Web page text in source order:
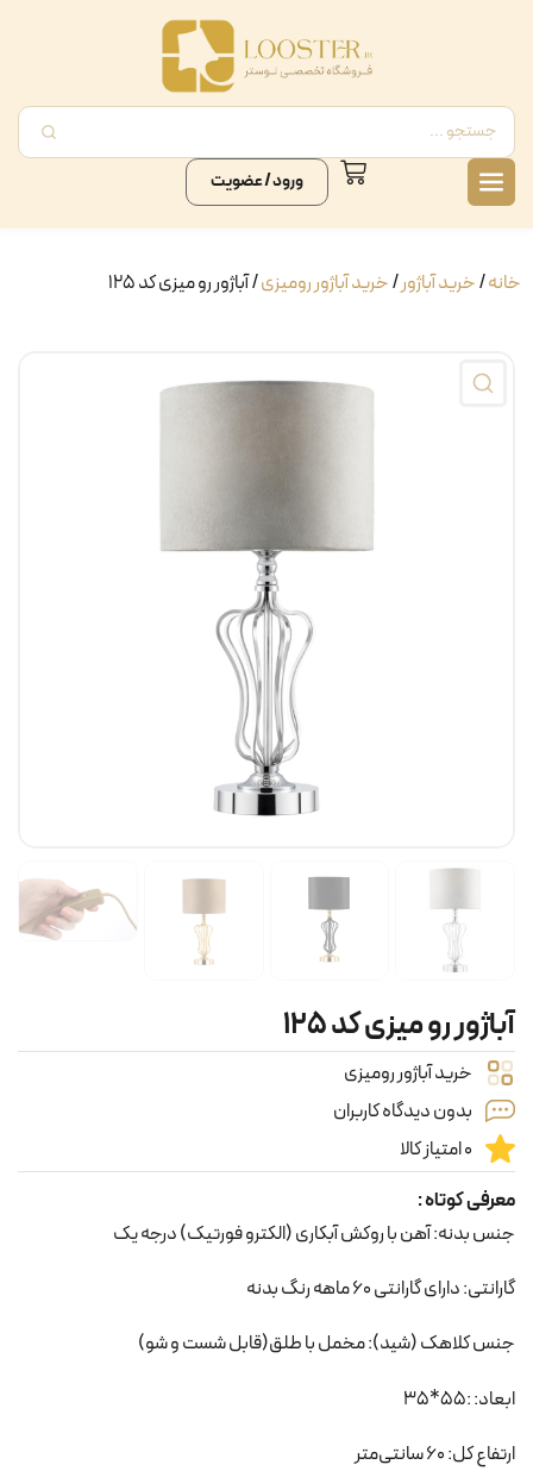
ورود / عضویت
خانه/خرید آباژور/خرید آباژور رومیزی/ آباژور رو میزی کد ۱۲۵
آباژور رو میزی کد ۱۲۵
خرید آباژور رومیزی
بدون دیدگاه کاربران
0 امتیاز کالا
معرفی کوتاه :
جنس بدنه: آهن با روکش آبکاری (الکترو فورتیک) درجه یک
گارانتی: دارای گارانتی 60 ماهه رنگ بدنه
جنس کلاهک (شید): مخمل با طلق(قابل شست و شو)
ابعاد: :55*35
ارتفاع کل: 60 سانتی‌متر